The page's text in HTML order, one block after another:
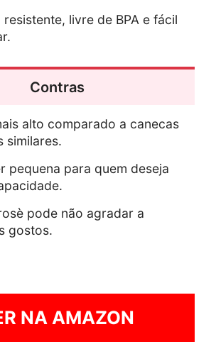
resistente, livre de BPA e fácil
Contras
alto comparado a canecas
similares.
pequena para quem deseja
pode não agradar a
gostos.
NA AMAZON